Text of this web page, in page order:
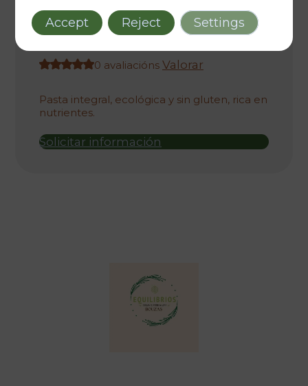
Gluten
623,00€ O
prezo
era:
389,38 €O
prezo
é:
0 avaliacións Valorar
Pasta integral, ecológica y sin gluten, rica en
nutrientes.
Solicitar información
Accept Reject Settings